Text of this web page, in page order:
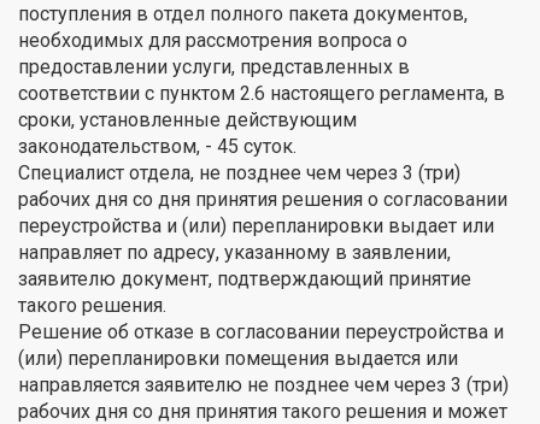
поступления в отдел полного пакета документов,
необходимых для рассмотрения вопроса о
предоставлении услуги, представленных в
соответствии с пунктом 2.6 настоящего регламента, в
сроки, установленные действующим
законодательством, - 45 суток.
Специалист отдела, не позднее чем через 3 (три)
рабочих дня со дня принятия решения о согласовании
переустройства и (или) перепланировки выдает или
направляет по адресу, указанному в заявлении,
заявителю документ, подтверждающий принятие
такого решения.
Решение об отказе в согласовании переустройства и
(или) перепланировки помещения выдается или
направляется заявителю не позднее чем через 3 (три)
рабочих дня со дня принятия такого решения и может